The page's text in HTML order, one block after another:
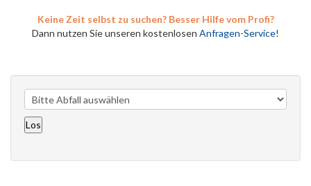
Keine Zeit selbst zu suchen? Besser Hilfe vom Profi?
Dann nutzen Sie unseren kostenlosen Anfragen-Service!